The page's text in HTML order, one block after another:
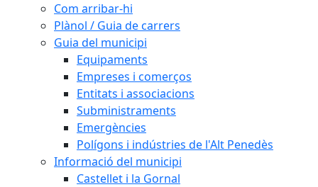
Com arribar-hi
Plànol / Guia de carrers
Guia del municipi
Equipaments
Empreses i comerços
Entitats i associacions
Subministraments
Emergències
Polígons i indústries de l'Alt Penedès
Informació del municipi
Castellet i la Gornal